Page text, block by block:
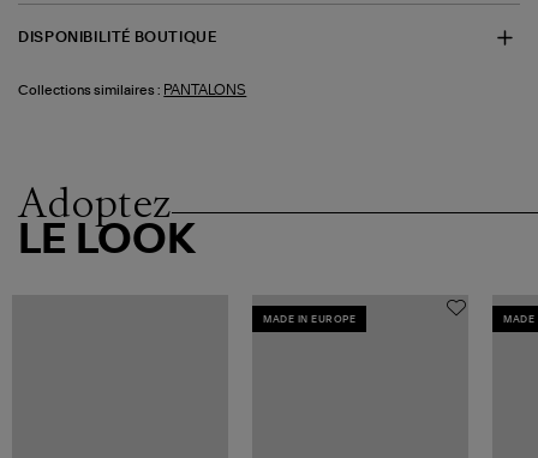
DISPONIBILITÉ BOUTIQUE
Collections similaires : PANTALONS
Adoptez
LE LOOK
MADE IN EUROPE MADE